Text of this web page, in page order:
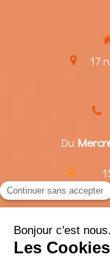
17
Du
Le